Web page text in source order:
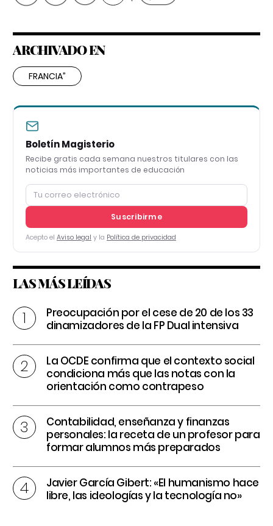
ARCHIVADO EN
FRANCIA”
Boletín Magisterio
Recibe gratis cada semana nuestros titulares con las
noticias más importantes de educación
Suscribirme
Acepto el Aviso legal y la Política de privacidad
LAS MÁS LEÍDAS
Preocupación por el cese de 20 de los 33
dinamizadores de la FP Dual intensiva
La OCDE confirma que el contexto social
condiciona más que las notas con la
orientación como contrapeso
Contabilidad, enseñanza y finanzas
personales: la receta de un profesor para
formar alumnos más preparados
Javier García Gibert: «El humanismo hace
libre, las ideologías y la tecnología no»